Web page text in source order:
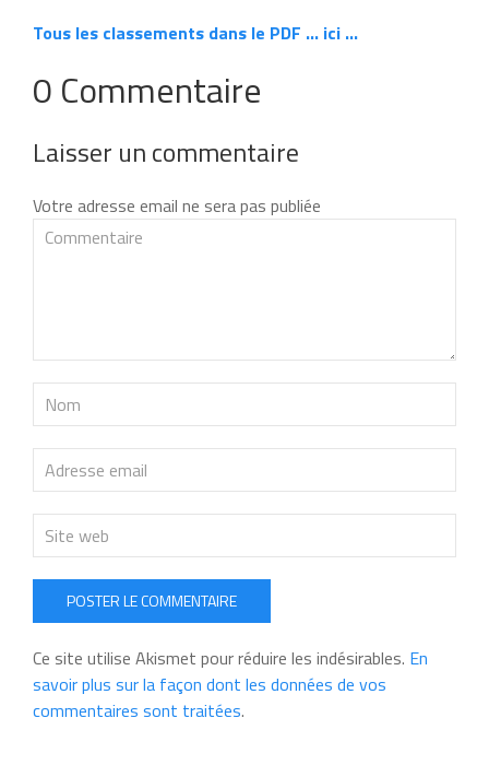
Tous les classements dans le PDF … ici …
0 Commentaire
Laisser un commentaire
Votre adresse email ne sera pas publiée
POSTER LE COMMENTAIRE
Ce site utilise Akismet pour réduire les indésirables. En
savoir plus sur la façon dont les données de vos
commentaires sont traitées.